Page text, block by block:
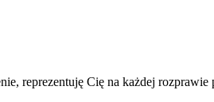
reprezentuję Cię na każdej